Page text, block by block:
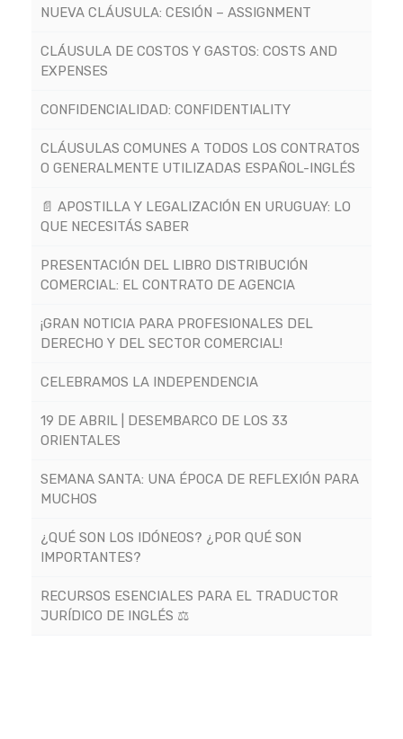
NUEVA CLÁUSULA: CESIÓN – ASSIGNMENT
CLÁUSULA DE COSTOS Y GASTOS: COSTS AND
EXPENSES
CONFIDENCIALIDAD: CONFIDENTIALITY
CLÁUSULAS COMUNES A TODOS LOS CONTRATOS
O GENERALMENTE UTILIZADAS ESPAÑOL-INGLÉS
📄 APOSTILLA Y LEGALIZACIÓN EN URUGUAY: LO
QUE NECESITÁS SABER
PRESENTACIÓN DEL LIBRO DISTRIBUCIÓN
COMERCIAL: EL CONTRATO DE AGENCIA
¡GRAN NOTICIA PARA PROFESIONALES DEL
DERECHO Y DEL SECTOR COMERCIAL!
CELEBRAMOS LA INDEPENDENCIA
19 DE ABRIL | DESEMBARCO DE LOS 33
ORIENTALES
SEMANA SANTA: UNA ÉPOCA DE REFLEXIÓN PARA
MUCHOS
¿QUÉ SON LOS IDÓNEOS? ¿POR QUÉ SON
IMPORTANTES?
RECURSOS ESENCIALES PARA EL TRADUCTOR
JURÍDICO DE INGLÉS ⚖️